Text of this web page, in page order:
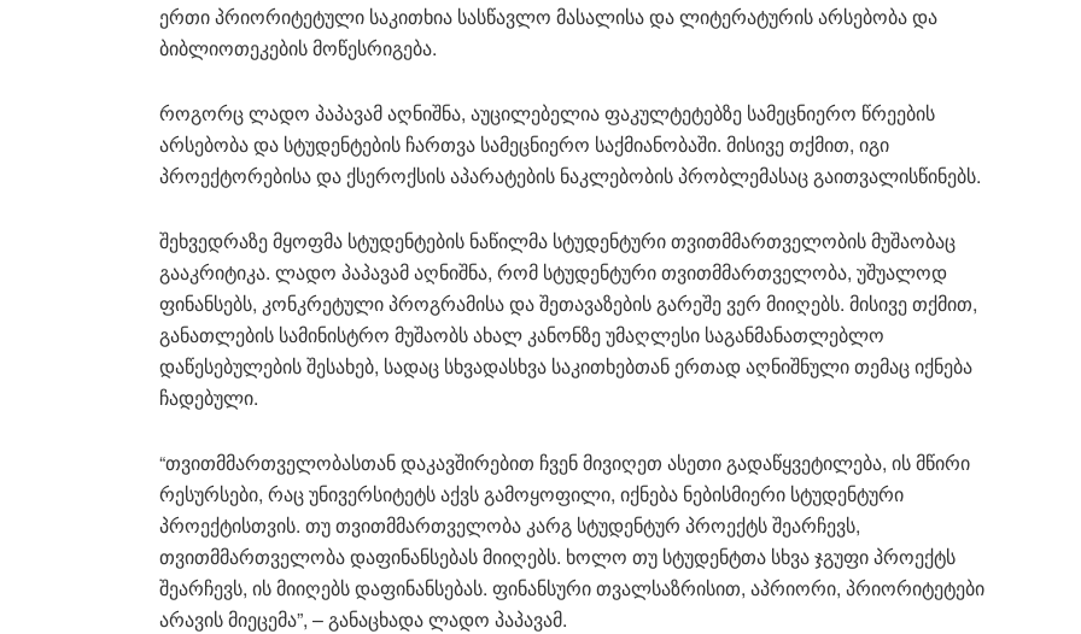
ერთი პრიორიტეტული საკითხია სასწავლო მასალისა და ლიტერატურის არსებობა და
ბიბლიოთეკების მოწესრიგება.
როგორც ლადო პაპავამ აღნიშნა, აუცილებელია ფაკულტეტებზე სამეცნიერო წრეების
არსებობა და სტუდენტების ჩართვა სამეცნიერო საქმიანობაში. მისივე თქმით, იგი
პროექტორებისა და ქსეროქსის აპარატების ნაკლებობის პრობლემასაც გაითვალისწინებს.
შეხვედრაზე მყოფმა სტუდენტების ნაწილმა სტუდენტური თვითმმართველობის მუშაობაც
გააკრიტიკა. ლადო პაპავამ აღნიშნა, რომ სტუდენტური თვითმმართველობა, უშუალოდ
ფინანსებს, კონკრეტული პროგრამისა და შეთავაზების გარეშე ვერ მიიღებს. მისივე თქმით,
განათლების სამინისტრო მუშაობს ახალ კანონზე უმაღლესი საგანმანათლებლო
დაწესებულების შესახებ, სადაც სხვადასხვა საკითხებთან ერთად აღნიშნული თემაც იქნება
ჩადებული.
“თვითმმართველობასთან დაკავშირებით ჩვენ მივიღეთ ასეთი გადაწყვეტილება, ის მწირი
რესურსები, რაც უნივერსიტეტს აქვს გამოყოფილი, იქნება ნებისმიერი სტუდენტური
პროექტისთვის. თუ თვითმმართველობა კარგ სტუდენტურ პროექტს შეარჩევს,
თვითმმართველობა დაფინანსებას მიიღებს. ხოლო თუ სტუდენტთა სხვა ჯგუფი პროექტს
შეარჩევს, ის მიიღებს დაფინანსებას. ფინანსური თვალსაზრისით, აპრიორი, პრიორიტეტები
არავის მიეცემა”, – განაცხადა ლადო პაპავამ.